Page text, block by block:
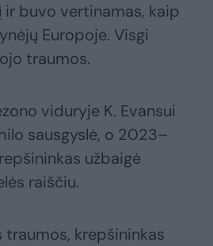
ir buvo vertinamas, kaip
Europoje. Visgi
traumos.
viduryje K. Evansui
sausgyslė, o 2023–
užbaigė
raiščiu.
krepšininkas